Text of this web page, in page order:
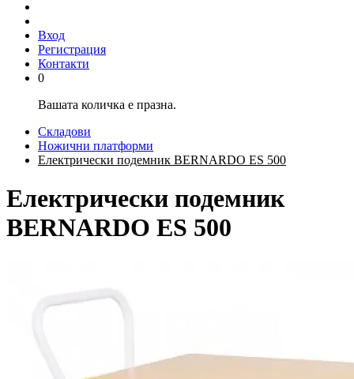
Вход
Регистрация
Контакти
0
Вашата количка е празна.
Складови
Ножични платформи
Електрически подемник BERNARDO ES 500
Електрически подемник
BERNARDO ES 500